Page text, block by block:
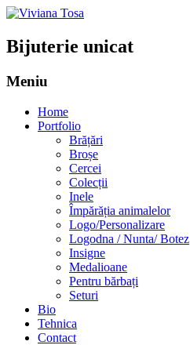
Bijuterie unicat
Meniu
Home
Portfolio
Brățări
Broșe
Cercei
Colecții
Inele
Împărăția animalelor
Logo/Personalizare
Logodna / Nunta/ Botez
Insigne
Medalioane
Pentru bărbați
Seturi
Bio
Tehnica
Contact